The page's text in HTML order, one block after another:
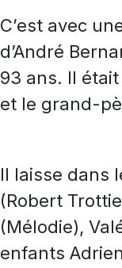
C’est avec
d’André
93 ans. Il
et le grand-
Il laisse dans
(Robert
(Mélodie),
enfants